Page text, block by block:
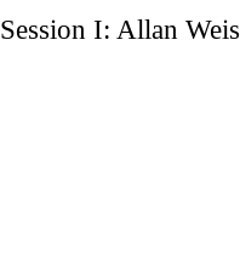
Session I: Allan